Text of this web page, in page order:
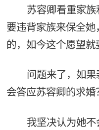
苏容卿看重家
要违背家族来保全她
的，如今这个愿望就
问题来了，如
会答应苏容卿的求婚
我坚决认为她不